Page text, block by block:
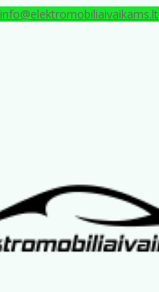
info@elektromobiliaivaikams.lt